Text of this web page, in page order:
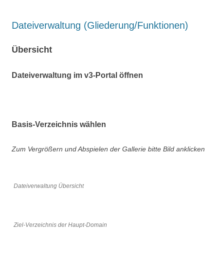
Dateiverwaltung (Gliederung/Funktionen)
Übersicht
Dateiverwaltung im v3-Portal öffnen
Basis-Verzeichnis wählen
Zum Vergrößern und Abspielen der Gallerie bitte Bild anklicken
Dateiverwaltung Übersicht
Ziel-Verzeichnis der Haupt-Domain